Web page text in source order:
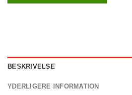
BESKRIVELSE
YDERLIGERE INFORMATION